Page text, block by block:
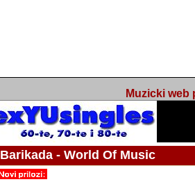
Muzicki web
Barikada - World Of Music